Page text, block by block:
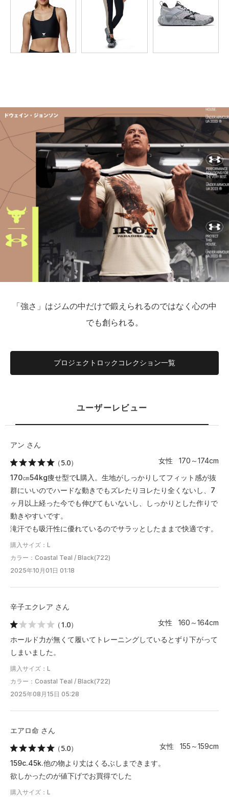
2XL － － －
3XL －
性によって、1cm前後の誤差が生じる場合があります。
「強さ」はジムの中だけで鍛えられるのではなく心の中
でも創られる。
プロジェクトロックコレクション一覧
ユーザーレビュー
アン さん
（5.0）
女性 170～174cm
170㎝54kg痩せ型でL購入。生地がしっかりしてフィット感が抜
群にいいのでハードな動きでもズレたりヨレたり全くないし、7
ヶ月以上経った今でも伸びてもいないし、しっかりとした作りで
動きやすいです。
滝汗でも吸汗性に優れているのでサラッとしたままで快適です。
購入サイズ：L
カラー：Coastal Teal / Black(722)
2025年10月01日 01:18
辛子エクレア さん
（1.0）
女性 160～164cm
ホールド力が無くて履いてトレーニングしているとずり下がって
しまいました。
購入サイズ：L
カラー：Coastal Teal / Black(722)
2025年08月15日 05:28
エアロ命 さん
（5.0）
女性 155～159cm
159c.45k.他の物より丈はくるぶしまできます。
欲しかったのが値下げでお買得でした
購入サイズ：L